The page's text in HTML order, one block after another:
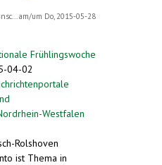
am/um Do, 2015-05-28
Frühlingswoche
04-02
Westfalen
Rolshoven
ist Thema in